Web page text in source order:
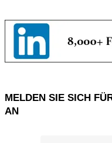
MELDEN SIE SICH
AN